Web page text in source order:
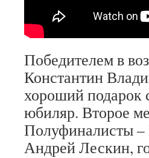
Победителем в
Константин
хороший подарок
юбиляр. Второе
Полуфиналисты –
Андрей Лескин,